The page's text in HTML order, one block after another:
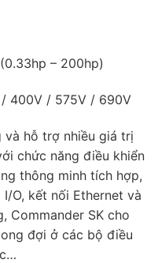
– 200hp)
400V / 575V / 690V
và hỗ trợ nhiều giá trị
chức năng điều khiển
thông minh tích hợp,
O, kết nối Ethernet và
Commander SK cho
đợi ở các bộ điều